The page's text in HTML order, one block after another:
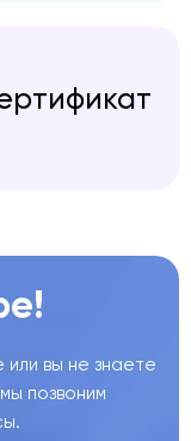
вы не знаете
позвоним